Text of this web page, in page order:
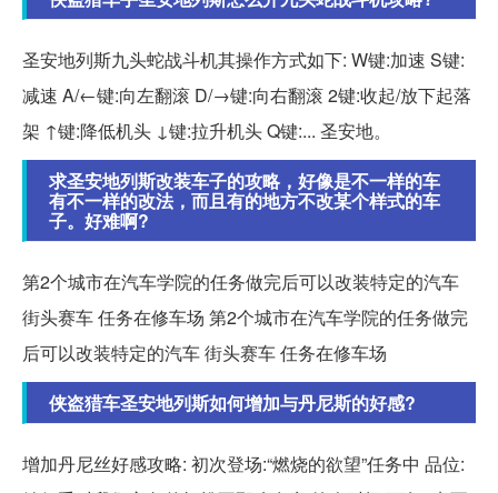
圣安地列斯九头蛇战斗机其操作方式如下: W键:加速 S键:
减速 A/←键:向左翻滚 D/→键:向右翻滚 2键:收起/放下起落
架 ↑键:降低机头 ↓键:拉升机头 Q键:... 圣安地。
求圣安地列斯改装车子的攻略，好像是不一样的车
有不一样的改法，而且有的地方不改某个样式的车
子。好难啊?
第2个城市在汽车学院的任务做完后可以改装特定的汽车
街头赛车 任务在修车场 第2个城市在汽车学院的任务做完
后可以改装特定的汽车 街头赛车 任务在修车场
侠盗猎车圣安地列斯如何增加与丹尼斯的好感?
增加丹尼丝好感攻略: 初次登场:“燃烧的欲望”任务中 品位: